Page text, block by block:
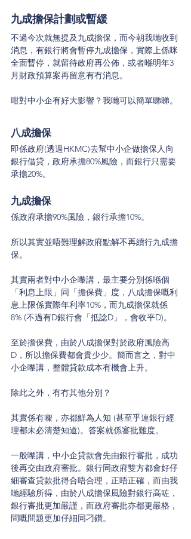
九成擔保計劃或暫緩
不過今次就無提及九成擔保，而今朝我哋收到
消息，有銀行將會暫停九成擔保，實際上係咪
全面暫停，就留待政府再公佈，或者喺明年3
月財政預算案再留意有冇消息。
咁對中小企有好大影響？我哋可以簡單睇睇。
八成擔保
即係政府(透過HKMC)去幫中小企做擔保人向
銀行借貸，政府承擔80%風險，而銀行只需要
承擔20%。
九成擔保
係政府承擔90%風險，銀行承擔10%。
所以其實並唔難理解政府點解不再續行九成擔
保。
其實兩者對中小企嚟講，最主要分別係喺個
「利息上限」同「擔保費」度，八成擔保嘅利
息上限係實際年利率10%，而九成擔保就係
8% (不過有D銀行會「抵諗D」，會收平D)。
至於擔保費，由於八成擔保對於政府風險高
D，所以擔保費都會貴少少。簡而言之，對中
小企嚟講，整體貸款成本有機會上升。
除此之外，有冇其他分別？
其實係有㗎，亦都鮮為人知 (甚至乎連銀行經
理都未必清楚知道)。答案就係審批難度。
一般嚟講，中小企貸款會先由銀行審批，成功
後再交由政府審批。銀行同政府雙方都會好仔
細審查貸款批得合唔合理，正唔正確，而由我
哋經驗所得，由於八成擔保風險對銀行高咗，
銀行審批更加嚴謹，而政府審批亦都更嚴格，
問嘅問題更加仔細同刁鑽。